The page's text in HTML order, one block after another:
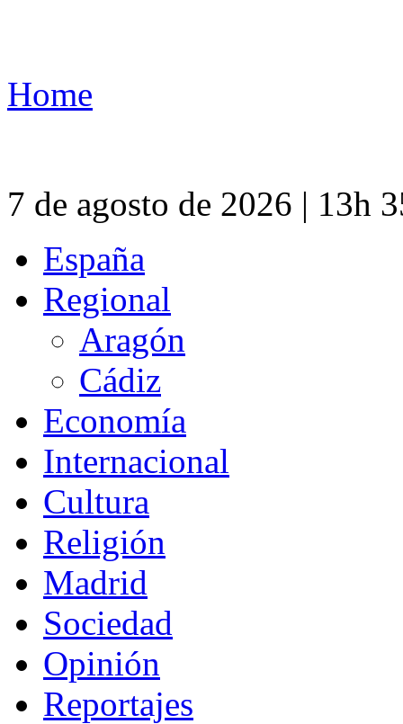
Home
7 de agosto de 2026 | 13h
España
Regional
Aragón
Cádiz
Economía
Internacional
Cultura
Religión
Madrid
Sociedad
Opinión
Reportajes